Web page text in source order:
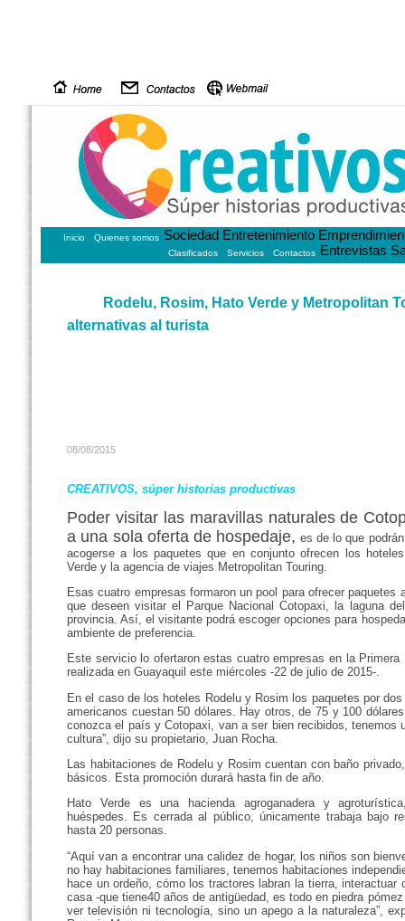
Inicio Quienes somos Sociedad Entretenimiento
Entrevistas
Clasificados Servicios Contactos
Rodelu, Rosim, Hato Verde y Metropolitan
alternativas al turista
08/08/2015
CREATIVOS, súper historias productivas
Poder visitar las maravillas naturales de
a una sola oferta de hospedaje, es de lo que
acogerse a los paquetes que en conjunto ofrecen los
Verde y la agencia de viajes Metropolitan Touring.
Esas cuatro empresas formaron un pool para ofrecer
que deseen visitar el Parque Nacional Cotopaxi, la laguna
provincia. Así, el visitante podrá escoger opciones para
ambiente de preferencia.
Este servicio lo ofertaron estas cuatro empresas en la
realizada en Guayaquil este miércoles -22 de julio de 2015-.
En el caso de los hoteles Rodelu y Rosim los paquetes por
americanos cuestan 50 dólares. Hay otros, de 75 y 100
conozca el país y Cotopaxi, van a ser bien recibidos, tenemos
cultura”, dijo su propietario, Juan Rocha.
Las habitaciones de Rodelu y Rosim cuentan con baño
básicos. Esta promoción durará hasta fin de año.
Hato Verde es una hacienda agroganadera y
huéspedes. Es cerrada al público, únicamente trabaja bajo
hasta 20 personas.
“Aquí van a encontrar una calidez de hogar, los niños son
no hay habitaciones familiares, tenemos habitaciones
hace un ordeño, cómo los tractores labran la tierra,
casa -que tiene40 años de antigüedad, es todo en piedra
ver televisión ni tecnología, sino un apego a la naturaleza”,